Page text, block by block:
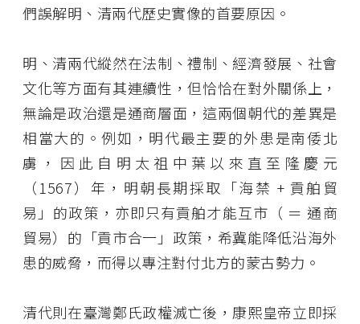
們誤解明、清兩代歷史實像的首要原因。
明、清兩代縱然在法制、禮制、經濟發展、社會
文化等方面有其連續性，但恰恰在對外關係上，
無論是政治還是通商層面，這兩個朝代的差異是
相當大的。例如，明代最主要的外患是南倭北
虜，因此自明太祖中葉以來直至隆慶元
（1567）年，明朝長期採取「海禁 + 貢舶貿
易」的政策，亦即只有貢舶才能互市（ ＝ 通商
貿易）的「貢市合一」政策，希冀能降低沿海外
患的威脅，而得以專注對付北方的蒙古勢力。
清代則在臺灣鄭氏政權滅亡後，康熙皇帝立即採